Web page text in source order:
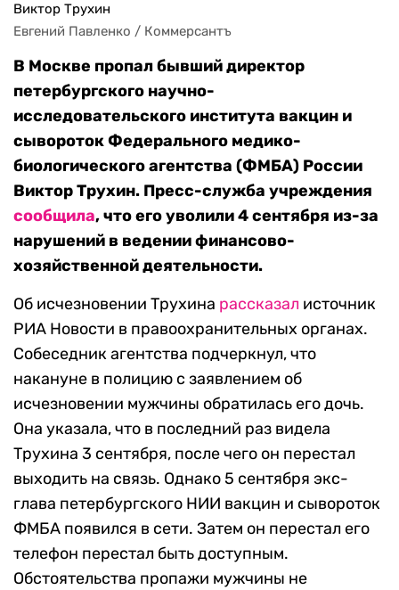
Виктор Трухин
Евгений Павленко / Коммерсантъ
В Москве пропал бывший директор
петербургского научно-
исследовательского института вакцин и
сывороток Федерального медико-
биологического агентства (ФМБА) России
Виктор Трухин. Пресс-служба учреждения
сообщила, что его уволили 4 сентября из-за
нарушений в ведении финансово-
хозяйственной деятельности.
Об исчезновении Трухина рассказал источник
РИА Новости в правоохранительных органах.
Собеседник агентства подчеркнул, что
накануне в полицию с заявлением об
исчезновении мужчины обратилась его дочь.
Она указала, что в последний раз видела
Трухина 3 сентября, после чего он перестал
выходить на связь. Однако 5 сентября экс-
глава петербургского НИИ вакцин и сывороток
ФМБА появился в сети. Затем он перестал его
телефон перестал быть доступным.
Обстоятельства пропажи мужчины не